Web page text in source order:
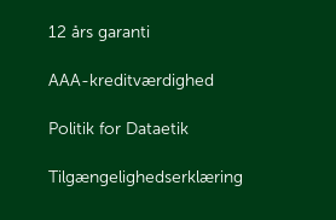
12 års garanti
AAA-kreditværdighed
Politik for Dataetik
Tilgængelighedserklæring